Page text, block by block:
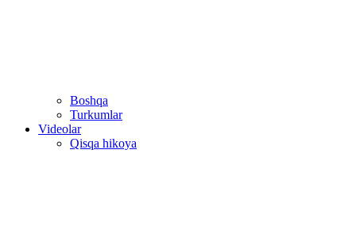
Boshqa
Turkumlar
Videolar
Qisqa hikoya